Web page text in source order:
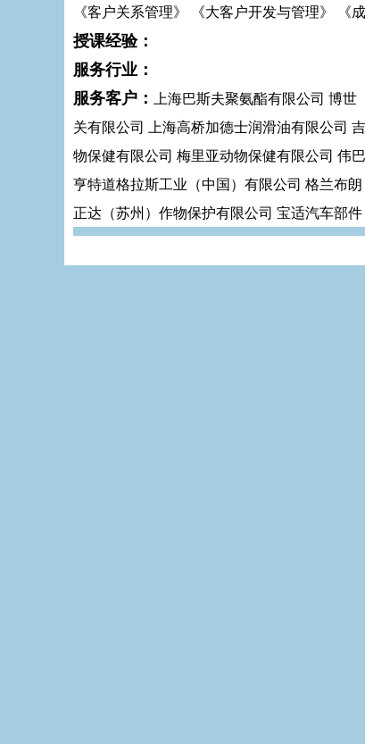
《客户关系管理》 《大客户开发与管理》 《
授课经验：
服务行业：
服务客户： 上海巴斯夫聚氨酯有限公司 博
关有限公司 上海高桥加德士润滑油有限公司
物保健有限公司 梅里亚动物保健有限公司 伟
亨特道格拉斯工业（中国）有限公司 格兰布
正达（苏州）作物保护有限公司 宝适汽车部